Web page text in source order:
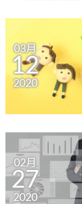
03月
12
2020
02月
27
2020